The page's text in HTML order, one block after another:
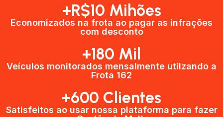
+R$10 Mihões
Economizados na frota ao pagar as infrações
com desconto
+180 Mil
Veículos monitorados mensalmente utilzando a
Frota 162
+600 Clientes​
Satisfeitos ao usar nossa plataforma para fazer